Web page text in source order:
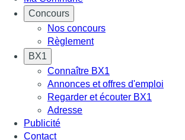
Concours
Nos concours
Règlement
BX1
Connaître BX1
Annonces et offres d'emploi
Regarder et écouter BX1
Adresse
Publicité
Contact